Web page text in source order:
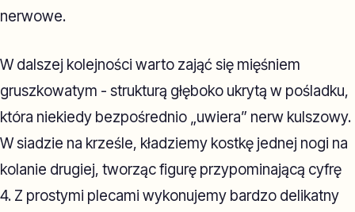
nerwowe.
W dalszej kolejności warto zająć się mięśniem
gruszkowatym - strukturą głęboko ukrytą w pośladku,
która niekiedy bezpośrednio „uwiera” nerw kulszowy.
W siadzie na krześle, kładziemy kostkę jednej nogi na
kolanie drugiej, tworząc figurę przypominającą cyfrę
4. Z prostymi plecami wykonujemy bardzo delikatny